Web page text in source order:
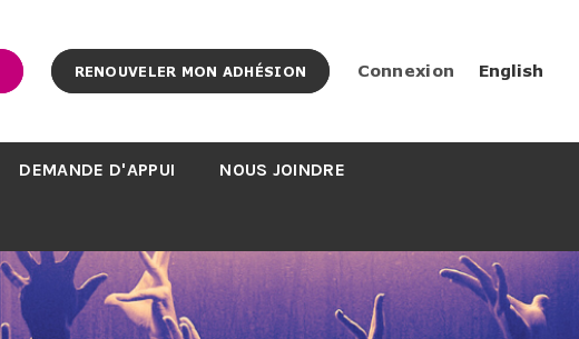
RENOUVELER MON ADHÉSION Connexion English
DEMANDE D'APPUI NOUS JOINDRE